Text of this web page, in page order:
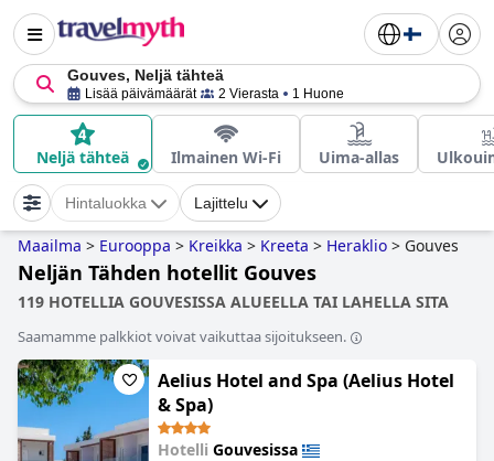
Gouves, Neljä tähteä
Lisää päivämäärät 2 Vierasta 1 Huone
Neljä tähteä Ilmainen Wi-Fi Uima-allas
Hintaluokka Lajittelu
Maailma > Eurooppa > Kreikka > Kreeta > Heraklio > Gouves
Neljän Tähden hotellit Gouves
119 HOTELLIA GOUVESISSA ALUEELLA TAI LAHELLA SITA
Saamamme palkkiot voivat vaikuttaa sijoitukseen.
Aelius Hotel and Spa (Aelius Hotel
& Spa)
Hotelli Gouvesissa